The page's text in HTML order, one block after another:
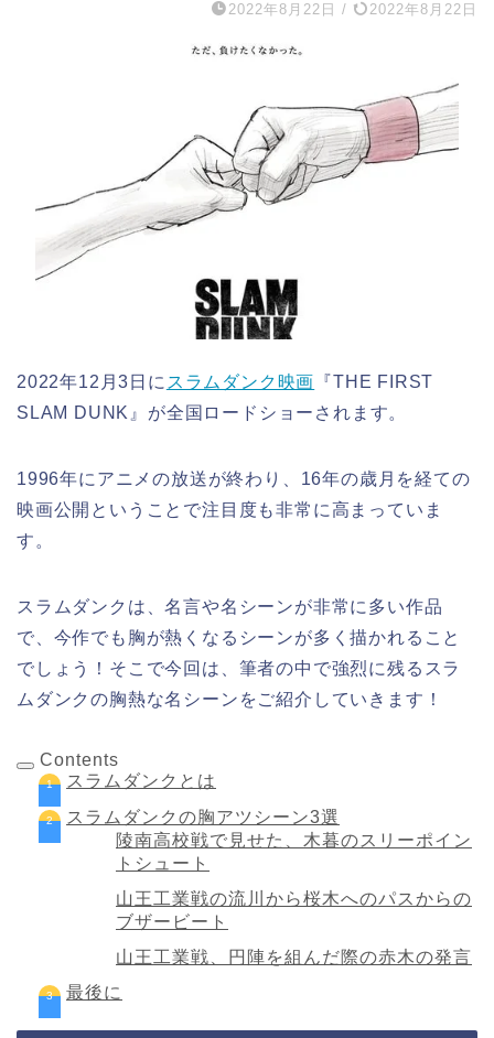
2022年8月22日 / 2022年8月22日
2022年12月3日に スラムダンク映画 『THE FIRST
SLAM DUNK』が全国ロードショーされます。
1996年にアニメの放送が終わり、16年の歳月を経ての
映画公開ということで注目度も非常に高まっていま
す。
スラムダンクは、名言や名シーンが非常に多い作品
で、今作でも胸が熱くなるシーンが多く描かれること
でしょう！そこで今回は、筆者の中で強烈に残るスラ
ムダンクの胸熱な名シーンをご紹介していきます！
Contents
スラムダンクとは
スラムダンクの胸アツシーン3選
陵南高校戦で見せた、木暮のスリーポイン
トシュート
山王工業戦の流川から桜木へのパスからの
ブザービート
山王工業戦、円陣を組んだ際の赤木の発言
最後に